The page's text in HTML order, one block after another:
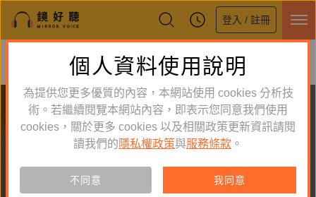
登入 / 註冊
鏡好聽全新APP上線
體驗全面升級，即刻下載
個人資料使用說明
為提供您更多優質的內容，本網站使用 cookies 分析技
術。若繼續閱覽本網站內容，即表示您同意我們使用
cookies，關於更多 cookies 以及相關政策更新資訊請閱
讀我們的 隱私權政策與服務條款 。
不同意 我同意